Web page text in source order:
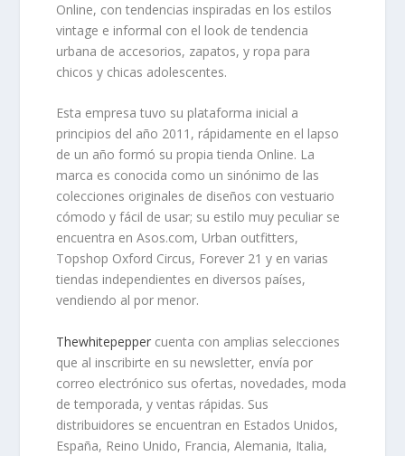
Online, con tendencias inspiradas en los estilos
vintage e informal con el look detendencia
urbana de accesorios, zapatos, y ropa para
chicos y chicas adolescentes.
Esta empresa tuvo su plataforma inicial a
principios del año 2011 , rápidamente en el lapso
de un año formó su propia tienda Online. La
marca es conocida como un sinónimo de las
colecciones originales de diseños con vestuario
cómodo y fácil de usar; su estilo muy peculiar se
encuentra en Asos.com, Urban outfitters,
Topshop Oxford Circus, Forever 21 y en varias
tiendas independientes en diversos países,
vendiendo al por menor.
Thewhitepepper cuenta con amplias selecciones
que al inscribirte en su newsletter, envía por
correo electrónico sus ofertas, novedades, moda
de temporada, y ventas rápidas. Sus
distribuidores se encuentran en Estados Unidos,
España, Reino Unido, Francia, Alemania, Italia,